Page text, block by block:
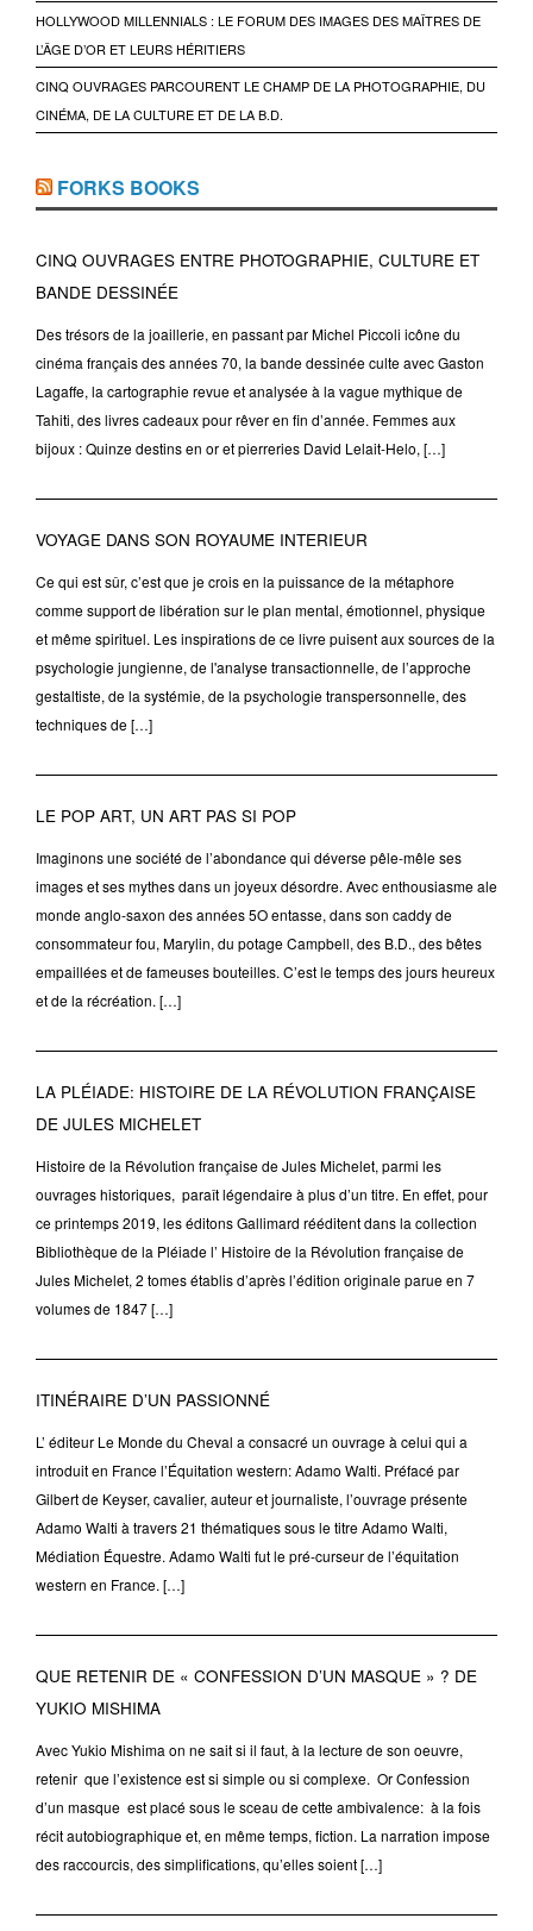
HOLLYWOOD MILLENNIALS : LE FORUM DES IMAGES DES MAÎTRES DE
L’ÂGE D’OR ET LEURS HÉRITIERS
CINQ OUVRAGES PARCOURENT LE CHAMP DE LA PHOTOGRAPHIE, DU
CINÉMA, DE LA CULTURE ET DE LA B.D.
FORKS BOOKS
CINQ OUVRAGES ENTRE PHOTOGRAPHIE, CULTURE ET
BANDE DESSINÉE
Des trésors de la joaillerie, en passant par Michel Piccoli icône du
cinéma français des années 70, la bande dessinée culte avec Gaston
Lagaffe, la cartographie revue et analysée à la vague mythique de
Tahiti, des livres cadeaux pour rêver en fin d’année. Femmes aux
bijoux : Quinze destins en or et pierreries David Lelait-Helo, […]
VOYAGE DANS SON ROYAUME INTERIEUR
Ce qui est sûr, c’est que je crois en la puissance de la métaphore
comme support de libération sur le plan mental, émotionnel, physique
et même spirituel. Les inspirations de ce livre puisent aux sources de la
psychologie jungienne, de l'analyse transactionnelle, de l’approche
gestaltiste, de la systémie, de la psychologie transpersonnelle, des
techniques de […]
LE POP ART, UN ART PAS SI POP
Imaginons une société de l’abondance qui déverse pêle-mêle ses
images et ses mythes dans un joyeux désordre. Avec enthousiasme ale
monde anglo-saxon des années 5O entasse, dans son caddy de
consommateur fou, Marylin, du potage Campbell, des B.D., des bêtes
empaillées et de fameuses bouteilles. C’est le temps des jours heureux
et de la récréation. […]
LA PLÉIADE: HISTOIRE DE LA RÉVOLUTION FRANÇAISE
DE JULES MICHELET
Histoire de la Révolution française de Jules Michelet, parmi les
ouvrages historiques, paraît légendaire à plus d’un titre. En effet, pour
ce printemps 2019, les éditons Gallimard rééditent dans la collection
Bibliothèque de la Pléiade l’ Histoire de la Révolution française de
Jules Michelet, 2 tomes établis d’après l’édition originale parue en 7
volumes de 1847 […]
ITINÉRAIRE D’UN PASSIONNÉ
L’ éditeur Le Monde du Cheval a consacré un ouvrage à celui qui a
introduit en France l’Équitation western: Adamo Walti. Préfacé par
Gilbert de Keyser, cavalier, auteur et journaliste, l’ouvrage présente
Adamo Walti à travers 21 thématiques sous le titre Adamo Walti,
Médiation Équestre. Adamo Walti fut le pré-curseur de l’équitation
western en France. […]
QUE RETENIR DE « CONFESSION D’UN MASQUE » ? DE
YUKIO MISHIMA
Avec Yukio Mishima on ne sait si il faut, à la lecture de son oeuvre,
retenir que l’existence est si simple ou si complexe. Or Confession
d’un masque est placé sous le sceau de cette ambivalence: à la fois
récit autobiographique et, en même temps, fiction. La narration impose
des raccourcis, des simplifications, qu’elles soient […]